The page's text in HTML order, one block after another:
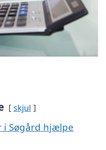
skjul
i Søgård hjælpe